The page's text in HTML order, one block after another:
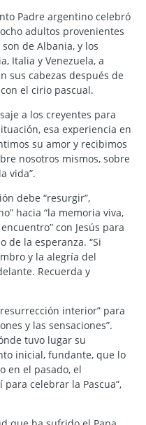
Padre argentino celebró
adultos provenientes
de Albania, y los
Italia y Venezuela, a
sus cabezas después de
el cirio pascual.
a los creyentes para
esa experiencia en
su amor y recibimos
nosotros mismos, sobre
vida”.
debe “resurgir”,
hacia “la memoria viva,
con Jesús para
de la esperanza. “Si
y la alegría del
Recuerda y
interior” para
y las sensaciones”.
tuvo lugar su
inicial, fundante, que lo
en el pasado, el
celebrar la Pascua”,